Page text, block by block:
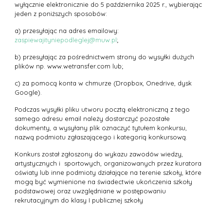
wyłącznie elektronicznie do 5 października 2025 r., wybierając
jeden z poniższych sposobów:
a) przesyłając na adres emailowy:
zaspiewajityniepodleglej@muw.pl;
b) przesyłając za pośrednictwem strony do wysyłki dużych
plików np. www.wetransfer.com lub;
c) za pomocą konta w chmurze (Dropbox, Onedrive, dysk
Google).
Podczas wysyłki pliku utworu pocztą elektroniczną z tego
samego adresu email należy dostarczyć pozostałe
dokumenty, a wysyłany plik oznaczyć tytułem konkursu,
nazwą podmiotu zgłaszającego i kategorią konkursową.
Konkurs został zgłoszony do wykazu zawodów wiedzy,
artystycznych i
sportowych, organizowanych przez kuratora
oświaty lub inne podmioty działające na terenie szkoły, które
mogą być wymienione na świadectwie ukończenia szkoły
podstawowej oraz uwzględniane w postępowaniu
rekrutacyjnym do klasy I publicznej szkoły